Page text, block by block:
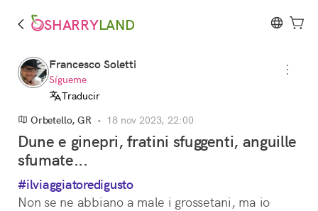
SHARRYLAND
Francesco Soletti
Sígueme
Traducir
Orbetello, GR• 18 nov 2023, 22:00
Dune e ginepri, fratini sfuggenti, anguille
sfumate...
#ilviaggiatoredigusto
Non se ne abbiano a male i grossetani, ma io